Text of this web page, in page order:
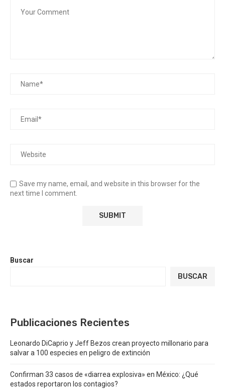
Save my name, email, and website in this browser for the
next time I comment.
Buscar
BUSCAR
Publicaciones Recientes
Leonardo DiCaprio y Jeff Bezos crean proyecto millonario para
salvar a 100 especies en peligro de extinción
Confirman 33 casos de «diarrea explosiva» en México: ¿Qué
estados reportaron los contagios?